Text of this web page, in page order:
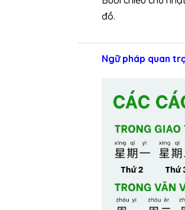
đồ.
Ngữ pháp quan